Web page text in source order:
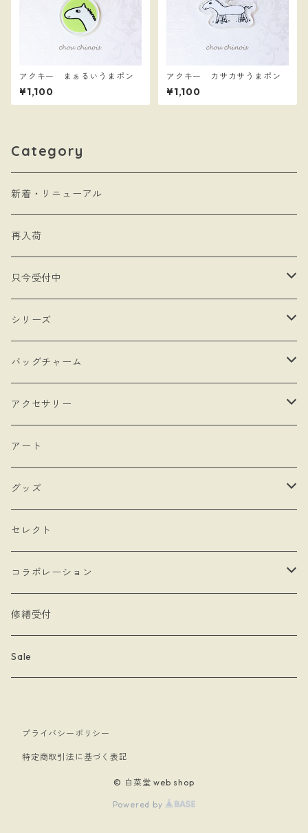
アクキー まぁるいうまポン
¥1,100
アクキー カサカサうまポン
¥1,100
Category
新着・リニューアル
再入荷
只今受付中
・受注制作
・抽選販売
シリーズ
- 馬
・bracket No.
- リボン
- モロッカンチャーム
- hand
- Drop Rose
- 本型チャーム
- Lady & Royal
- 月星夜
- papillon
バッグチャーム
- ロゼットタイプ
- ネックレスタイプ
- シングルタイプ
- チェーン・カラビナ
アクセサリー
- ブローチ
- 耳飾り
- ネックレス
アート
グッズ
- バッグ
- ステッカー
- クリーナークロス
- 文房具
- ケース
セレクト
コラボレーション
limboussole
こまっちゃん
修繕受付
Sale
プライバシーポリシー
特定商取引法に基づく表記
© 白菜堂 web shop
Powered by